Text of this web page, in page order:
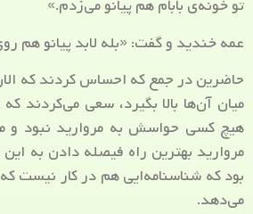
تو خونه‌ی بابام هم پیانو می‌زدم.»
عمه خندید و گفت: «بله لابد پیانو هم
حاضرین در جمع که احساس کردند که
میان آن‌ها بالا بگیرد، سعی می‌کردند
هیچ کسی حواسش به مروارید نبود و
مروارید بهترین راه فیصله دادن به
بود که شناسنامه‌ایی هم در کار نیست
می‌دهد.